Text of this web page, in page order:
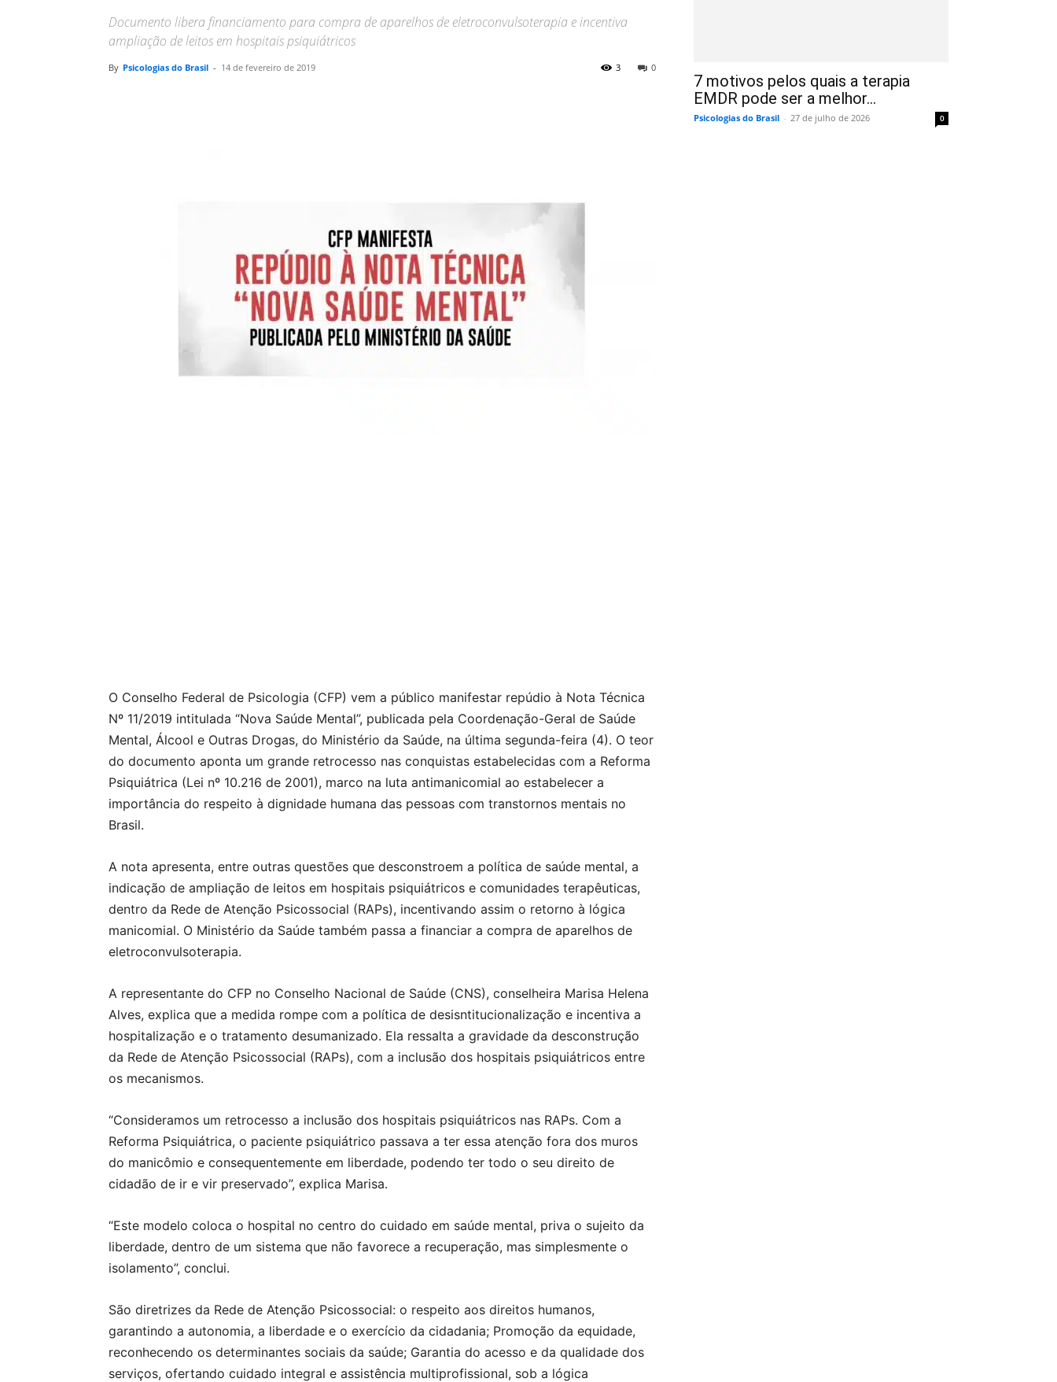
Documento libera financiamento para compra de aparelhos de eletroconvulsoterapia e incentiva
ampliação de leitos em hospitais psiquiátricos
By Psicologias do Brasil - 14 de fevereiro de 2019 0
3
O Conselho Federal de Psicologia (CFP) vem a público manifestar repúdio à Nota Técnica
Nº 11/2019 intitulada “Nova Saúde Mental”, publicada pela Coordenação-Geral de Saúde
Mental, Álcool e Outras Drogas, do Ministério da Saúde, na última segunda-feira (4). O teor
do documento aponta um grande retrocesso nas conquistas estabelecidas com a Reforma
Psiquiátrica (Lei nº 10.216 de 2001), marco na luta antimanicomial ao estabelecer a
importância do respeito à dignidade humana das pessoas com transtornos mentais no
Brasil.
A nota apresenta, entre outras questões que desconstroem a política de saúde mental, a
indicação de ampliação de leitos em hospitais psiquiátricos e comunidades terapêuticas,
dentro da Rede de Atenção Psicossocial (RAPs), incentivando assim o retorno à lógica
manicomial. O Ministério da Saúde também passa a financiar a compra de aparelhos de
eletroconvulsoterapia.
A representante do CFP no Conselho Nacional de Saúde (CNS), conselheira Marisa Helena
Alves, explica que a medida rompe com a política de desisntitucionalização e incentiva a
hospitalização e o tratamento desumanizado. Ela ressalta a gravidade da desconstrução
da Rede de Atenção Psicossocial (RAPs), com a inclusão dos hospitais psiquiátricos entre
os mecanismos.
“Consideramos um retrocesso a inclusão dos hospitais psiquiátricos nas RAPs. Com a
Reforma Psiquiátrica, o paciente psiquiátrico passava a ter essa atenção fora dos muros
do manicômio e consequentemente em liberdade, podendo ter todo o seu direito de
cidadão de ir e vir preservado”, explica Marisa.
“Este modelo coloca o hospital no centro do cuidado em saúde mental, priva o sujeito da
liberdade, dentro de um sistema que não favorece a recuperação, mas simplesmente o
isolamento”, conclui.
São diretrizes da Rede de Atenção Psicossocial: o respeito aos direitos humanos,
garantindo a autonomia, a liberdade e o exercício da cidadania; Promoção da equidade,
reconhecendo os determinantes sociais da saúde; Garantia do acesso e da qualidade dos
serviços, ofertando cuidado integral e assistência multiprofissional, sob a lógica
7 motivos pelos quais a terapia
EMDR pode ser a melhor...
Psicologias do Brasil - 27 de julho de 2026 0